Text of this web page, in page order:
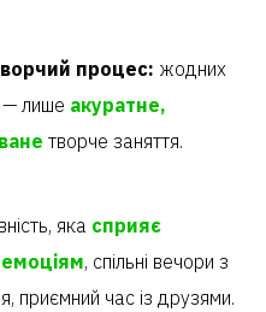
процес: жодних
— лише акуратне,
творче заняття.
яка сприяє
, спільні вечори з
приємний час із друзями.